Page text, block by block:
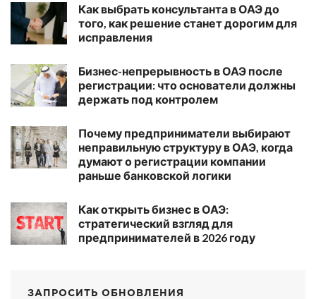
Как выбрать консультанта в ОАЭ до
того, как решение станет дорогим для
исправления
Бизнес-непрерывность в ОАЭ после
регистрации: что основатели должны
держать под контролем
Почему предприниматели выбирают
неправильную структуру в ОАЭ, когда
думают о регистрации компании
раньше банковской логики
Как открыть бизнес в ОАЭ:
стратегический взгляд для
предпринимателей в 2026 году
ЗАПРОСИТЬ ОБНОВЛЕНИЯ